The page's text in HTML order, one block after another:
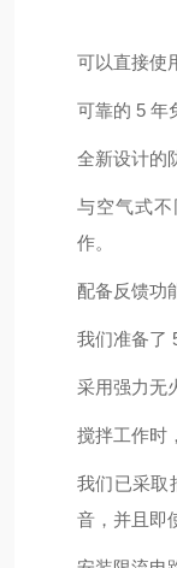
可以直接使
可靠的 5 年
全新设计的
与空气式
作。
配备反馈功
我们准备了
采用强力无
搅拌工作时
我们已采取
音，并且即